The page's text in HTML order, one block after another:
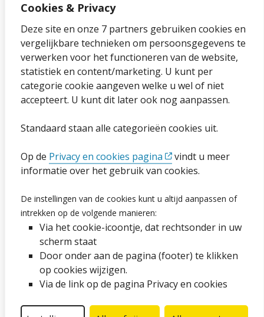
Cookies & Privacy
Deze site en onze 7 partners gebruiken cookies en
vergelijkbare technieken om persoonsgegevens te
verwerken voor het functioneren van de website,
statistiek en content/marketing. U kunt per
categorie cookie aangeven welke u wel of niet
accepteert. U kunt dit later ook nog aanpassen.
Standaard staan alle categorieën cookies uit.
Op de Privacy en cookies pagina
vindt u meer
informatie over het gebruik van cookies.
De instellingen van de cookies kunt u altijd aanpassen of
intrekken op de volgende manieren:
Via het cookie-icoontje, dat rechtsonder in uw
scherm staat
Door onder aan de pagina (footer) te klikken
op cookies wijzigen.
Via de link op de pagina Privacy en cookies
Over onze website
Sitemap
Privacybeleid en cookies
Cookies wijzigen
Ga naar de pagina
Proclaimer en copyright
Webarchief
Volg ons op social media
Facebook
LinkedInInstagram
YouTube